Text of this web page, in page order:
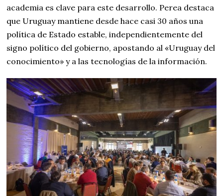
academia es clave para este desarrollo. Perea destaca
que Uruguay mantiene desde hace casi 30 años una
política de Estado estable, independientemente del
signo político del gobierno, apostando al «Uruguay del
conocimiento» y a las tecnologías de la información.